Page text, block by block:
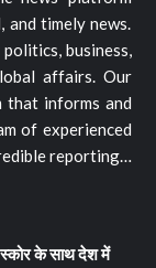
and timely news.
business,
affairs. Our
that informs and
of experienced
reporting…
के साथ देश में